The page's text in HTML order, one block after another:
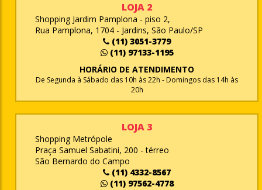
LOJA 2
Shopping Jardim Pamplona - piso 2,
Rua Pamplona, 1704 - Jardins, São Paulo/SP
(11) 3051-3779
(11) 97133-1195
HORÁRIO DE ATENDIMENTO
De Segunda à Sábado das 10h às 22h - Domingos das 14h às
20h
LOJA 3
Shopping Metrópole
Praça Samuel Sabatini, 200 - térreo
São Bernardo do Campo
(11) 4332-8567
(11) 97562-4778